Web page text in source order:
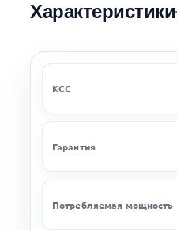
Характеристики
КСС
Гарантия
Потребляемая мощность